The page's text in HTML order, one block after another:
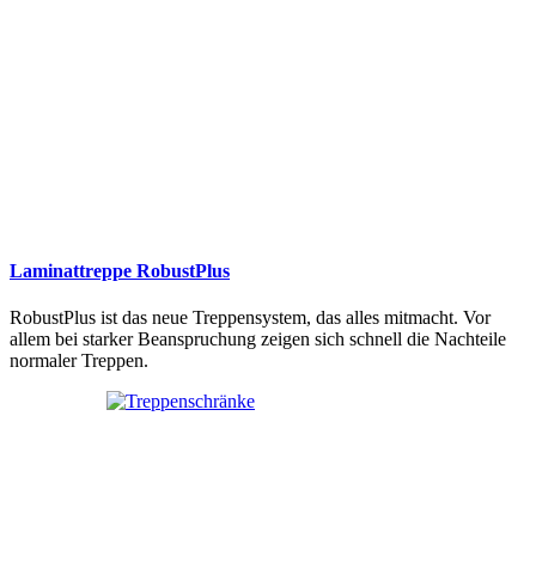
Laminattreppe RobustPlus
RobustPlus ist das neue Treppensystem, das alles mitmacht. Vor
allem bei starker Beanspruchung zeigen sich schnell die Nachteile
normaler Treppen.